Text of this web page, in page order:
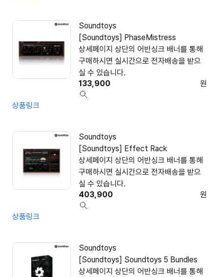
Soundtoys
[Soundtoys] PhaseMistress
상세페이지 상단의 어반싱크 배너를 통해
구매하시면 실시간으로 전자배송을 받으
실 수 있습니다.
133,900
원
상품링크
Soundtoys
[Soundtoys] Effect Rack
상세페이지 상단의 어반싱크 배너를 통해
구매하시면 실시간으로 전자배송을 받으
실 수 있습니다.
403,900
원
상품링크
Soundtoys
[Soundtoys] Soundtoys 5 Bundles
상세페이지 상단의 어반싱크 배너를 통해